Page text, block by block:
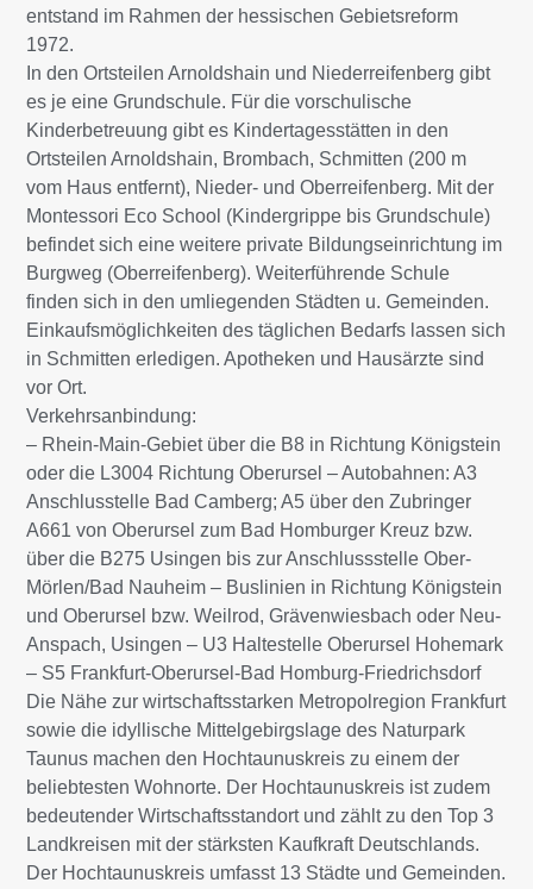
entstand im Rahmen der hessischen Gebietsreform
1972.
In den Ortsteilen Arnoldshain und Niederreifenberg gibt
es je eine Grundschule. Für die vorschulische
Kinderbetreuung gibt es Kindertagesstätten in den
Ortsteilen Arnoldshain, Brombach, Schmitten (200 m
vom Haus entfernt), Nieder- und Oberreifenberg. Mit der
Montessori Eco School (Kindergrippe bis Grundschule)
befindet sich eine weitere private Bildungseinrichtung im
Burgweg (Oberreifenberg). Weiterführende Schule
finden sich in den umliegenden Städten u. Gemeinden.
Einkaufsmöglichkeiten des täglichen Bedarfs lassen sich
in Schmitten erledigen. Apotheken und Hausärzte sind
vor Ort.
Verkehrsanbindung:
– Rhein-Main-Gebiet über die B8 in Richtung Königstein
oder die L3004 Richtung Oberursel – Autobahnen: A3
Anschlusstelle Bad Camberg; A5 über den Zubringer
A661 von Oberursel zum Bad Homburger Kreuz bzw.
über die B275 Usingen bis zur Anschlussstelle Ober-
Mörlen/Bad Nauheim – Buslinien in Richtung Königstein
und Oberursel bzw. Weilrod, Grävenwiesbach oder Neu-
Anspach, Usingen – U3 Haltestelle Oberursel Hohemark
– S5 Frankfurt-Oberursel-Bad Homburg-Friedrichsdorf
Die Nähe zur wirtschaftsstarken Metropolregion Frankfurt
sowie die idyllische Mittelgebirgslage des Naturpark
Taunus machen den Hochtaunuskreis zu einem der
beliebtesten Wohnorte. Der Hochtaunuskreis ist zudem
bedeutender Wirtschaftsstandort und zählt zu den Top 3
Landkreisen mit der stärksten Kaufkraft Deutschlands.
Der Hochtaunuskreis umfasst 13 Städte und Gemeinden.